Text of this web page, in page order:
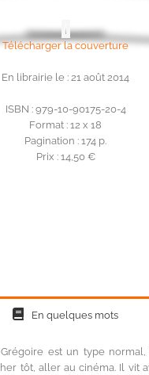
Télécharger la couverture
En librairie le : 21 août 2014
ISBN : 979-10-90175-20-4
Format : 12 x 18
Pagination : 174 p.
Prix : 14,50 €
En quelques mots
est un type
tôt, aller au cinéma. Il vit